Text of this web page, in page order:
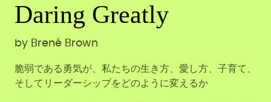
Daring Greatly
by Brené Brown
脆弱である勇気が、私たちの生き方、愛し方、子育て、
そしてリーダーシップをどのように変えるか